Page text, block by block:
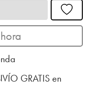
GRATIS en